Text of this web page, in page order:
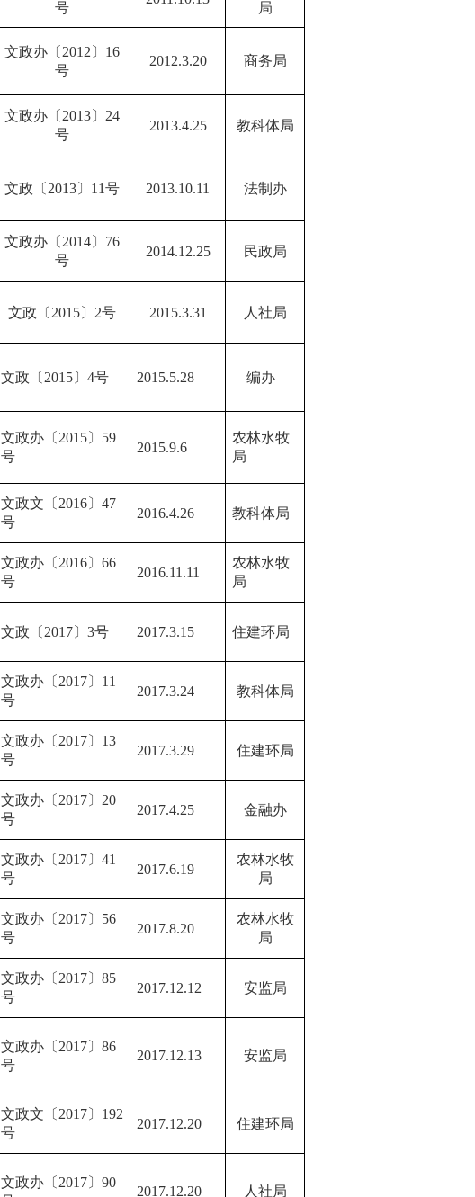
号
局
文政办〔2012〕16
号
2012.3.20 商务局
文政办〔2013〕24
号
2013.4.25 教科体局
文政〔2013〕11号 2013.10.11 法制办
文政办〔2014〕76
号
2014.12.25 民政局
文政〔2015〕2号 2015.3.31 人社局
文政〔2015〕4号 2015.5.28 编办
文政办〔2015〕59
号
2015.9.6
农林水牧
局
文政文〔2016〕47
号
2016.4.26 教科体局
文政办〔2016〕66
号
2016.11.11
农林水牧
局
文政〔2017〕3号 2017.3.15 住建环局
文政办〔2017〕11
号
2017.3.24 教科体局
文政办〔2017〕13
号
2017.3.29 住建环局
文政办〔2017〕20
号
2017.4.25 金融办
文政办〔2017〕41
号
2017.6.19
农林水牧
局
文政办〔201 7〕 56
号
2017.8.20
农林水牧
局
文政办〔2017〕 85
号
2017.12.12 安监局
文政办〔2017〕 86
号
2017.12.13 安监局
文政文 〔2017〕 192
号
2017.12.20 住建环局
文政办 〔2017〕 90
2017.12.20 人社局